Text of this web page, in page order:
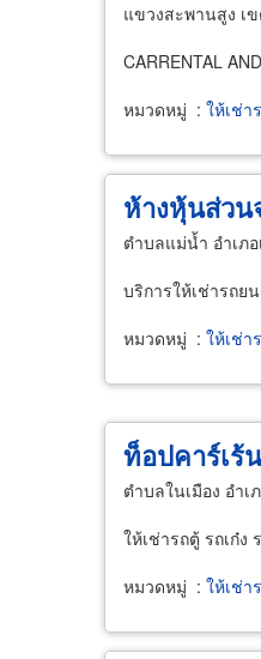
แขวงสะพานสูง เ
CARRENTAL AND
หมวดหมู่ : ให้เช่า
ห้างหุ้นส่วน
ตำบลแม่น้ำ อำเภ
บริการให้เช่ารถย
หมวดหมู่ : ให้เช่า
ท็อปคาร์เร้
ตำบลในเมือง อำ
ให้เช่ารถตู้ รถเก๋
หมวดหมู่ : ให้เช่า